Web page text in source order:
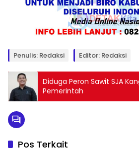
Penulis: Redaksi Editor: Redaksi
Diduga Peron Sawit SJA
Pemerintah
Pos Terkait